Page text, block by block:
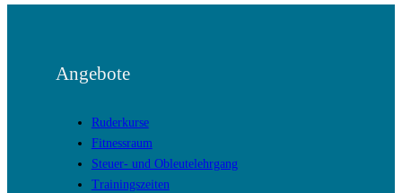
Angebote
Ruderkurse
Fitnessraum
Steuer- und Obleutelehrgang
Trainingszeiten